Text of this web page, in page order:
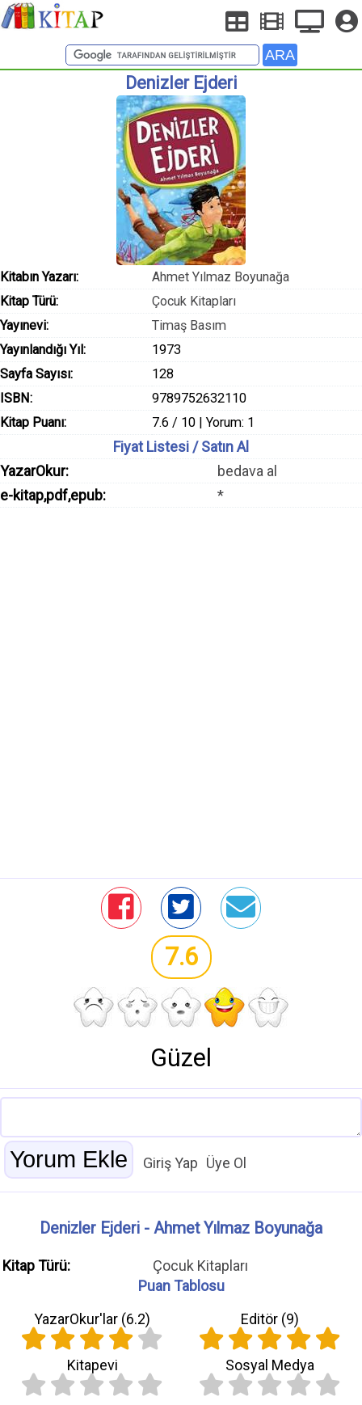
Denizler Ejderi
Kitabın Yazarı:
Ahmet Yılmaz Boyunağa
Kitap Türü:
Çocuk Kitapları
Yayınevi:
Timaş Basım
Yayınlandığı Yıl:
1973
Sayfa Sayısı:
128
ISBN:
9789752632110
Kitap Puanı:
7.6 / 10 | Yorum: 1
Fiyat Listesi / Satın Al
YazarOkur:
bedava al
e-kitap,pdf,epub:
*
7.6
Güzel
Giriş Yap Üye Ol
Denizler Ejderi - Ahmet Yılmaz Boyunağa
Kitap Türü:
Çocuk Kitapları
Puan Tablosu
YazarOkur'lar (6.2) Editör (9)
Kitapevi Sosyal Medya